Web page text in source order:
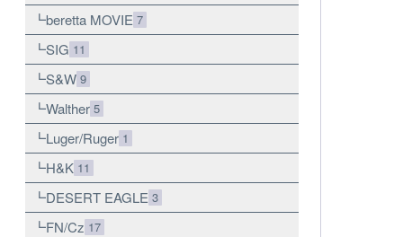
beretta MOVIE 7
SIG 11
S&W 9
Walther 5
Luger/Ruger 1
H&K 11
DESERT EAGLE 3
FN/Cz 17